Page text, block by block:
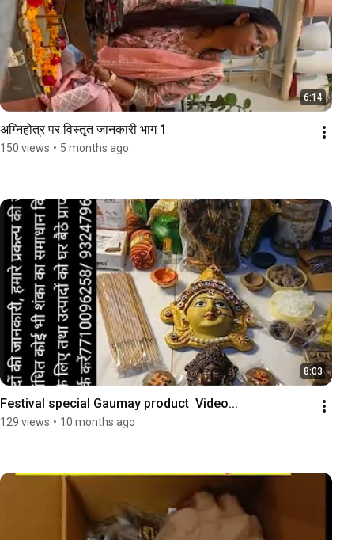
6:14
150 views • 5 months ago
8:03
Festival special Gaumay product  Video...
129 views • 10 months ago